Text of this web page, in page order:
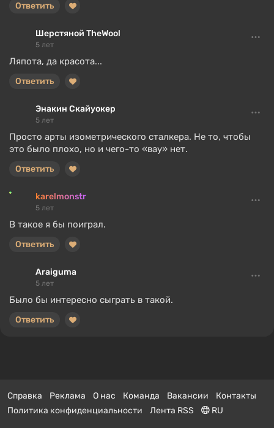
Ответить
Шерстяной TheWool
5 лет
Ляпота, да красота...
Ответить
Энакин Скайуокер
5 лет
Просто арты изометрического сталкера. Не то, чтобы
это было плохо, но и чего-то «вау» нет.
Ответить
karelmonstr
5 лет
В такое я бы поиграл.
Ответить
Araiguma
5 лет
Было бы интересно сыграть в такой.
Ответить
Справка Реклама О нас Команда Вакансии
Контакты
Политика конфиденциальности
Лента RSS RU